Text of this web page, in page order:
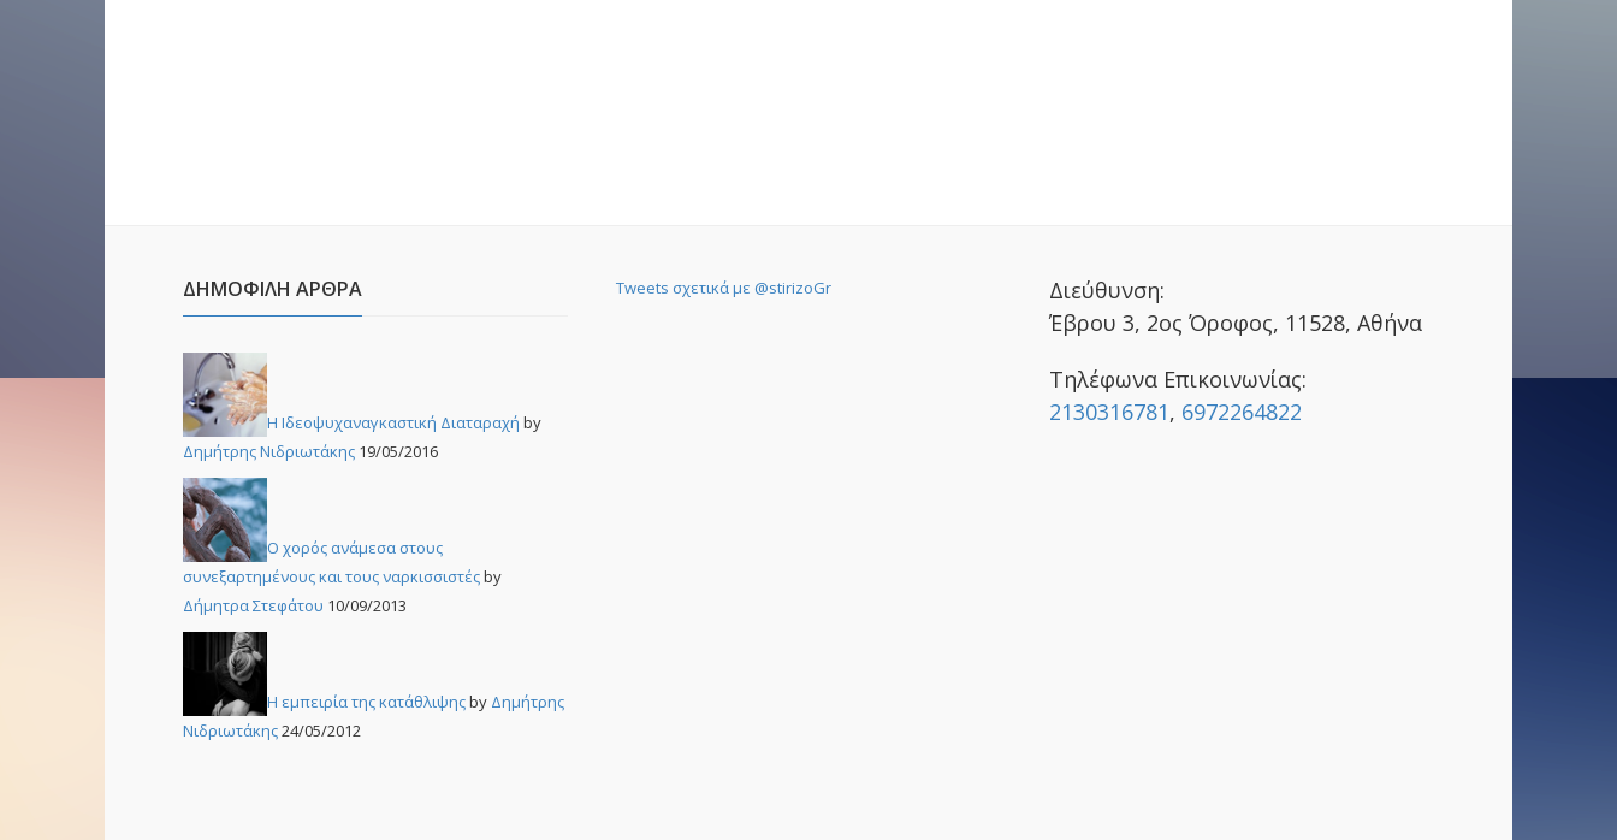
ΔΗΜΟΦΙΛΉ ΆΡΘΡΑ
Η Ιδεοψυχαναγκαστική Διαταραχή by
Δημήτρης Νιδριωτάκης 19/05/2016
Ο χορός ανάμεσα στους
συνεξαρτημένους και τους ναρκισσιστέςby
Δήμητρα Στεφάτου 10/09/2013
Η εμπειρία της κατάθλιψηςby Δημήτρης
Νιδριωτάκης24/05/2012
Tweets σχετικά με @stirizoGr
Διεύθυνση:
Έβρου 3, 2ος Όροφος, 11528, Αθήνα
Τηλέφωνα Επικοινωνίας:
2130316781, 6972264822